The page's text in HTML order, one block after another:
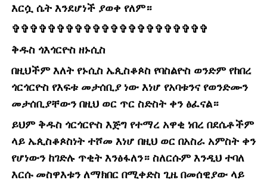
እርሷ ሴት እንደሆነች ያወቀ የለም።
✞✞✞✞✞✞✞✞✞✞✞✞✞✞✞✞✞✞✞✞✞✞
ቅዱስ ጎእጎርዮስ ዘኑሲስ
በዚህችም እለት የኑሲስ ኤጲስቆጶስ የባስልዮስ ወንድም የከበረ
ጎርጎርዮስ የእፍቱ መታሰቢያ ነው እነሆ የአባቱንና የወንድሙን
መታሰቢያቸውን በዚህ ወር ጥር ስድስት ቀን ፅፈናል።
ይህም ቅዱስ ጎርጎርዮስ እጅግ የተማረ አዋቂ ነበረ በደሴቶችም
ላይ ኤጲስቆጶስነት ተሾመ እነሆ በዚህ ወር በአስራ አምስት ቀን
የሆነውን ከገድሉ ጥቂት እንፅፋለን። ስለርሱም እንዲህ ተባለ
እርሱ መስዋእቱን ለማክበር በሚቀድስ ጊዜ በመሰዊያው ላይ